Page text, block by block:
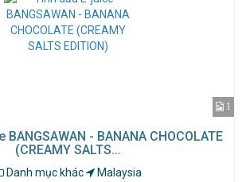
1
- BANANA CHOCOLATE
(CREAMY SALTS...
Danh mục khác
Malaysia